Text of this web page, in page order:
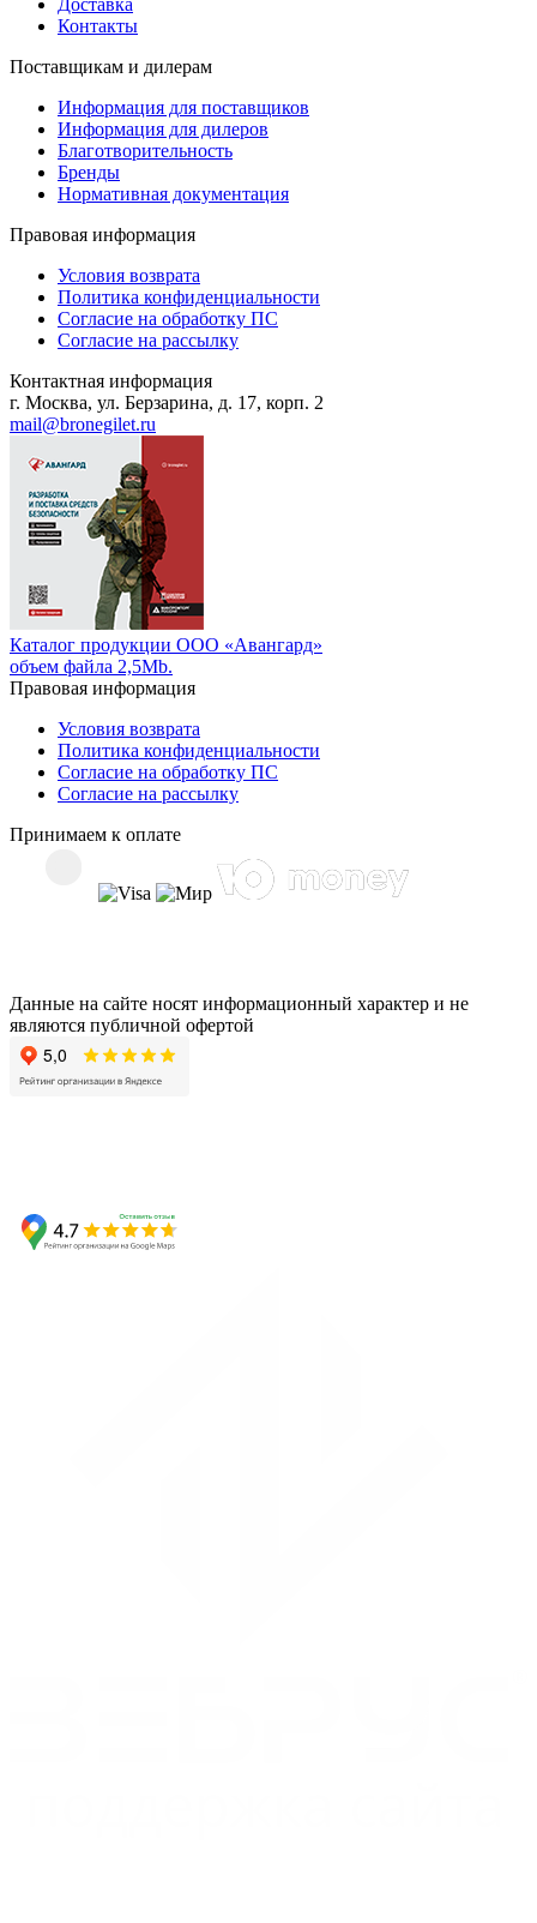
Доставка
Контакты
Поставщикам и дилерам
Информация для поставщиков
Информация для дилеров
Благотворительность
Бренды
Нормативная документация
Правовая информация
Условия возврата
Политика конфиденциальности
Согласие на обработку ПС
Согласие на рассылку
Контактная информация
г. Москва, ул. Берзарина, д. 17, корп. 2
mail@bronegilet.ru
Каталог продукции ООО «Авангард»
объем файла 2,5Mb.
Правовая информация
Условия возврата
Политика конфиденциальности
Согласие на обработку ПС
Согласие на рассылку
Принимаем к оплате
Данные на сайте носят информационный характер и не
являются публичной офертой